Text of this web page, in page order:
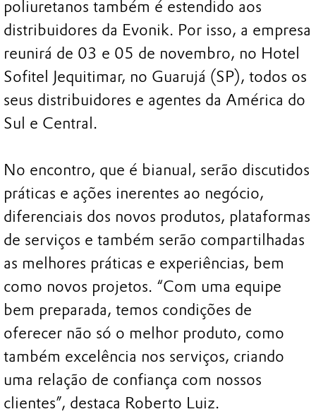
poliuretanos também é estendido aos
distribuidores da Evonik. Por isso, a empresa
reunirá de 03 e 05 de novembro, no Hotel
Sofitel Jequitimar, no Guarujá (SP), todos os
seus distribuidores e agentes da América do
Sul e Central.
No encontro, que é bianual, serão discutidos
práticas e ações inerentes ao negócio,
diferenciais dos novos produtos, plataformas
de serviços e também serão compartilhadas
as melhores práticas e experiências, bem
como novos projetos. “Com uma equipe
bem preparada, temos condições de
oferecer não só o melhor produto, como
também excelência nos serviços, criando
uma relação de confiança com nossos
clientes”, destaca Roberto Luiz.